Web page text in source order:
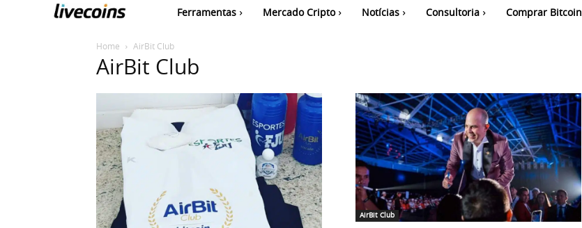
Ferramentas Mercado Cripto Notícias Consultoria Comprar Bitcoin
Home AirBit Club
AirBit Club
AirBit Club